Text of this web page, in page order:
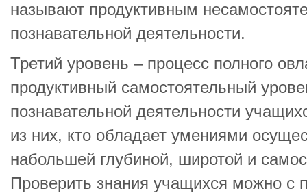
называют продуктивным
познавательной деятельности.
Третий уровень – процесс полного
продуктивный самостоятельный
познавательной деятельности
из них, кто обладает умениями
набольшей глубиной, широтой и
Проверить знания учащихся можно